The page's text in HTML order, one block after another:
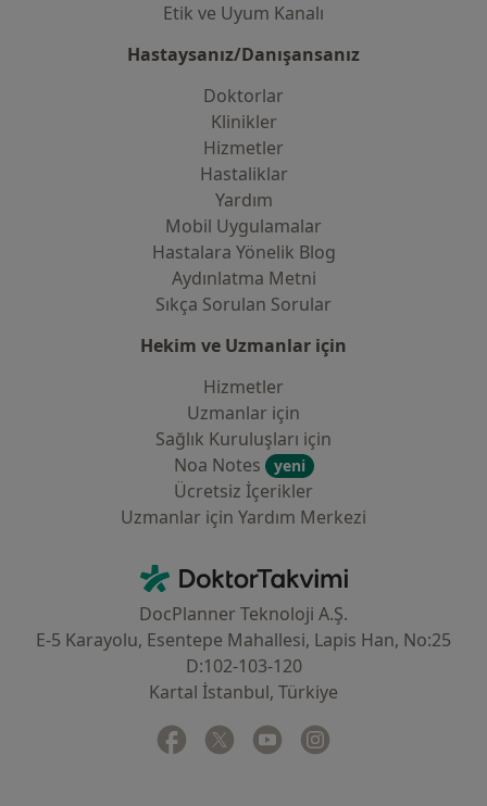
Etik ve Uyum Kanalı
Hastaysanız/Danışansanız
Doktorlar
Klinikler
Hizmetler
Hastaliklar
Yardım
Mobil Uygulamalar
Hastalara Yönelik Blog
Aydınlatma Metni
Sıkça Sorulan Sorular
Hekim ve Uzmanlar için
Hizmetler
Uzmanlar için
Sağlık Kuruluşları için
Noa Notes
yeni
Ücretsiz İçerikler
Uzmanlar için Yardım Merkezi
DoktorTakvimi - Ana Sayfa
DocPlanner Teknoloji A.Ş.
E-5 Karayolu, Esentepe Mahallesi, Lapis Han, No:25
D:102-103-120
Kartal İstanbul, Türkiye
Facebook
yeni bir sekmede açılır
Twitter
yeni bir sekmede açılır
Youtube
yeni bir sekmede açılır